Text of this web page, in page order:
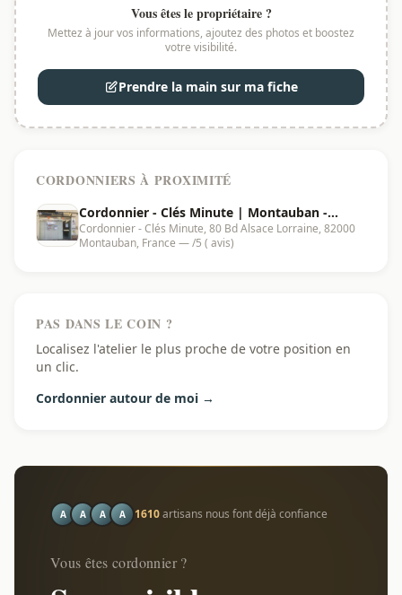
Vous êtes le propriétaire ?
Mettez à jour vos informations, ajoutez des photos et boostez
votre visibilité.
Prendre la main sur ma fiche
CORDONNIERS À PROXIMITÉ
Cordonnier - Clés Minute | Montauban -
82000
Cordonnier - Clés Minute, 80 Bd Alsace Lorraine, 82000
Montauban, France — /5 ( avis)
PAS DANS LE COIN ?
Localisez l'atelier le plus proche de votre position en
un clic.
Cordonnier autour de moi →
A A A A 1610artisans nous font déjà confiance
Vous êtes cordonnier ?